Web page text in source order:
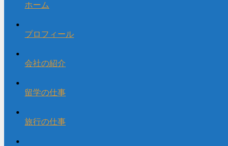
ホーム
プロフィール
会社の紹介
留学の仕事
旅行の仕事